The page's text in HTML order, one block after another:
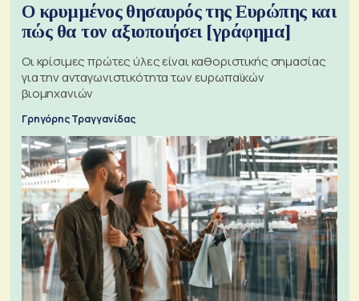
Ο κρυμμένος θησαυρός της Ευρώπης και
πώς θα τον αξιοποιήσει [γράφημα]
Οι κρίσιμες πρώτες ύλες είναι καθοριστικής σημασίας
για την ανταγωνιστικότητα των ευρωπαϊκών
βιομηχανιών
Γρηγόρης Τραγγανίδας